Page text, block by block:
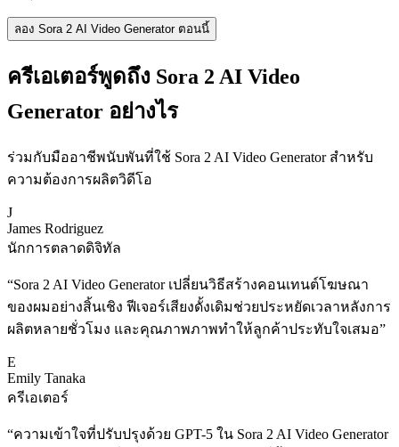
ลอง Sora 2 AI Video Generator ตอนนี้
ครีเอเตอร์พูดถึง Sora 2 AI Video
Generator อย่างไร
ร่วมกับมืออาชีพนับพันที่ใช้ Sora 2 AI Video Generator สำหรับ
ความต้องการผลิตวิดีโอ
J
James Rodriguez
นักการตลาดดิจิทัล
“Sora 2 AI Video Generator เปลี่ยนวิธีสร้างคอนเทนต์โฆษณา
ของผมอย่างสิ้นเชิง ฟีเจอร์เสียงดั้งเดิมช่วยประหยัดเวลาหลังการ
ผลิตหลายชั่วโมง และคุณภาพภาพทำให้ลูกค้าประทับใจเสมอ”
E
Emily Tanaka
ครีเอเตอร์
“ความเข้าใจที่ปรับปรุงด้วย GPT-5 ใน Sora 2 AI Video Generator